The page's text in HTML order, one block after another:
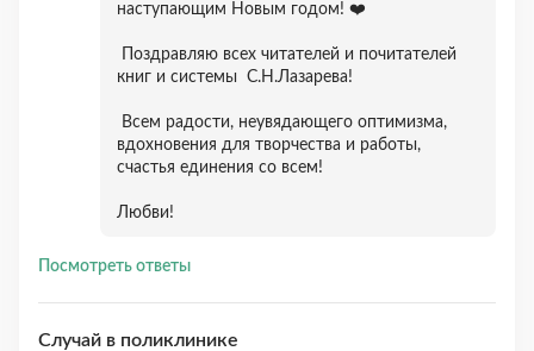
наступающим Новым годом! ❤️
Поздравляю всех читателей и почитателей
книг и системы С.Н.Лазарева!
Всем радости, неувядающего оптимизма,
вдохновения для творчества и работы,
счастья единения со всем!
Любви!
Посмотреть ответы
Случай в поликлинике